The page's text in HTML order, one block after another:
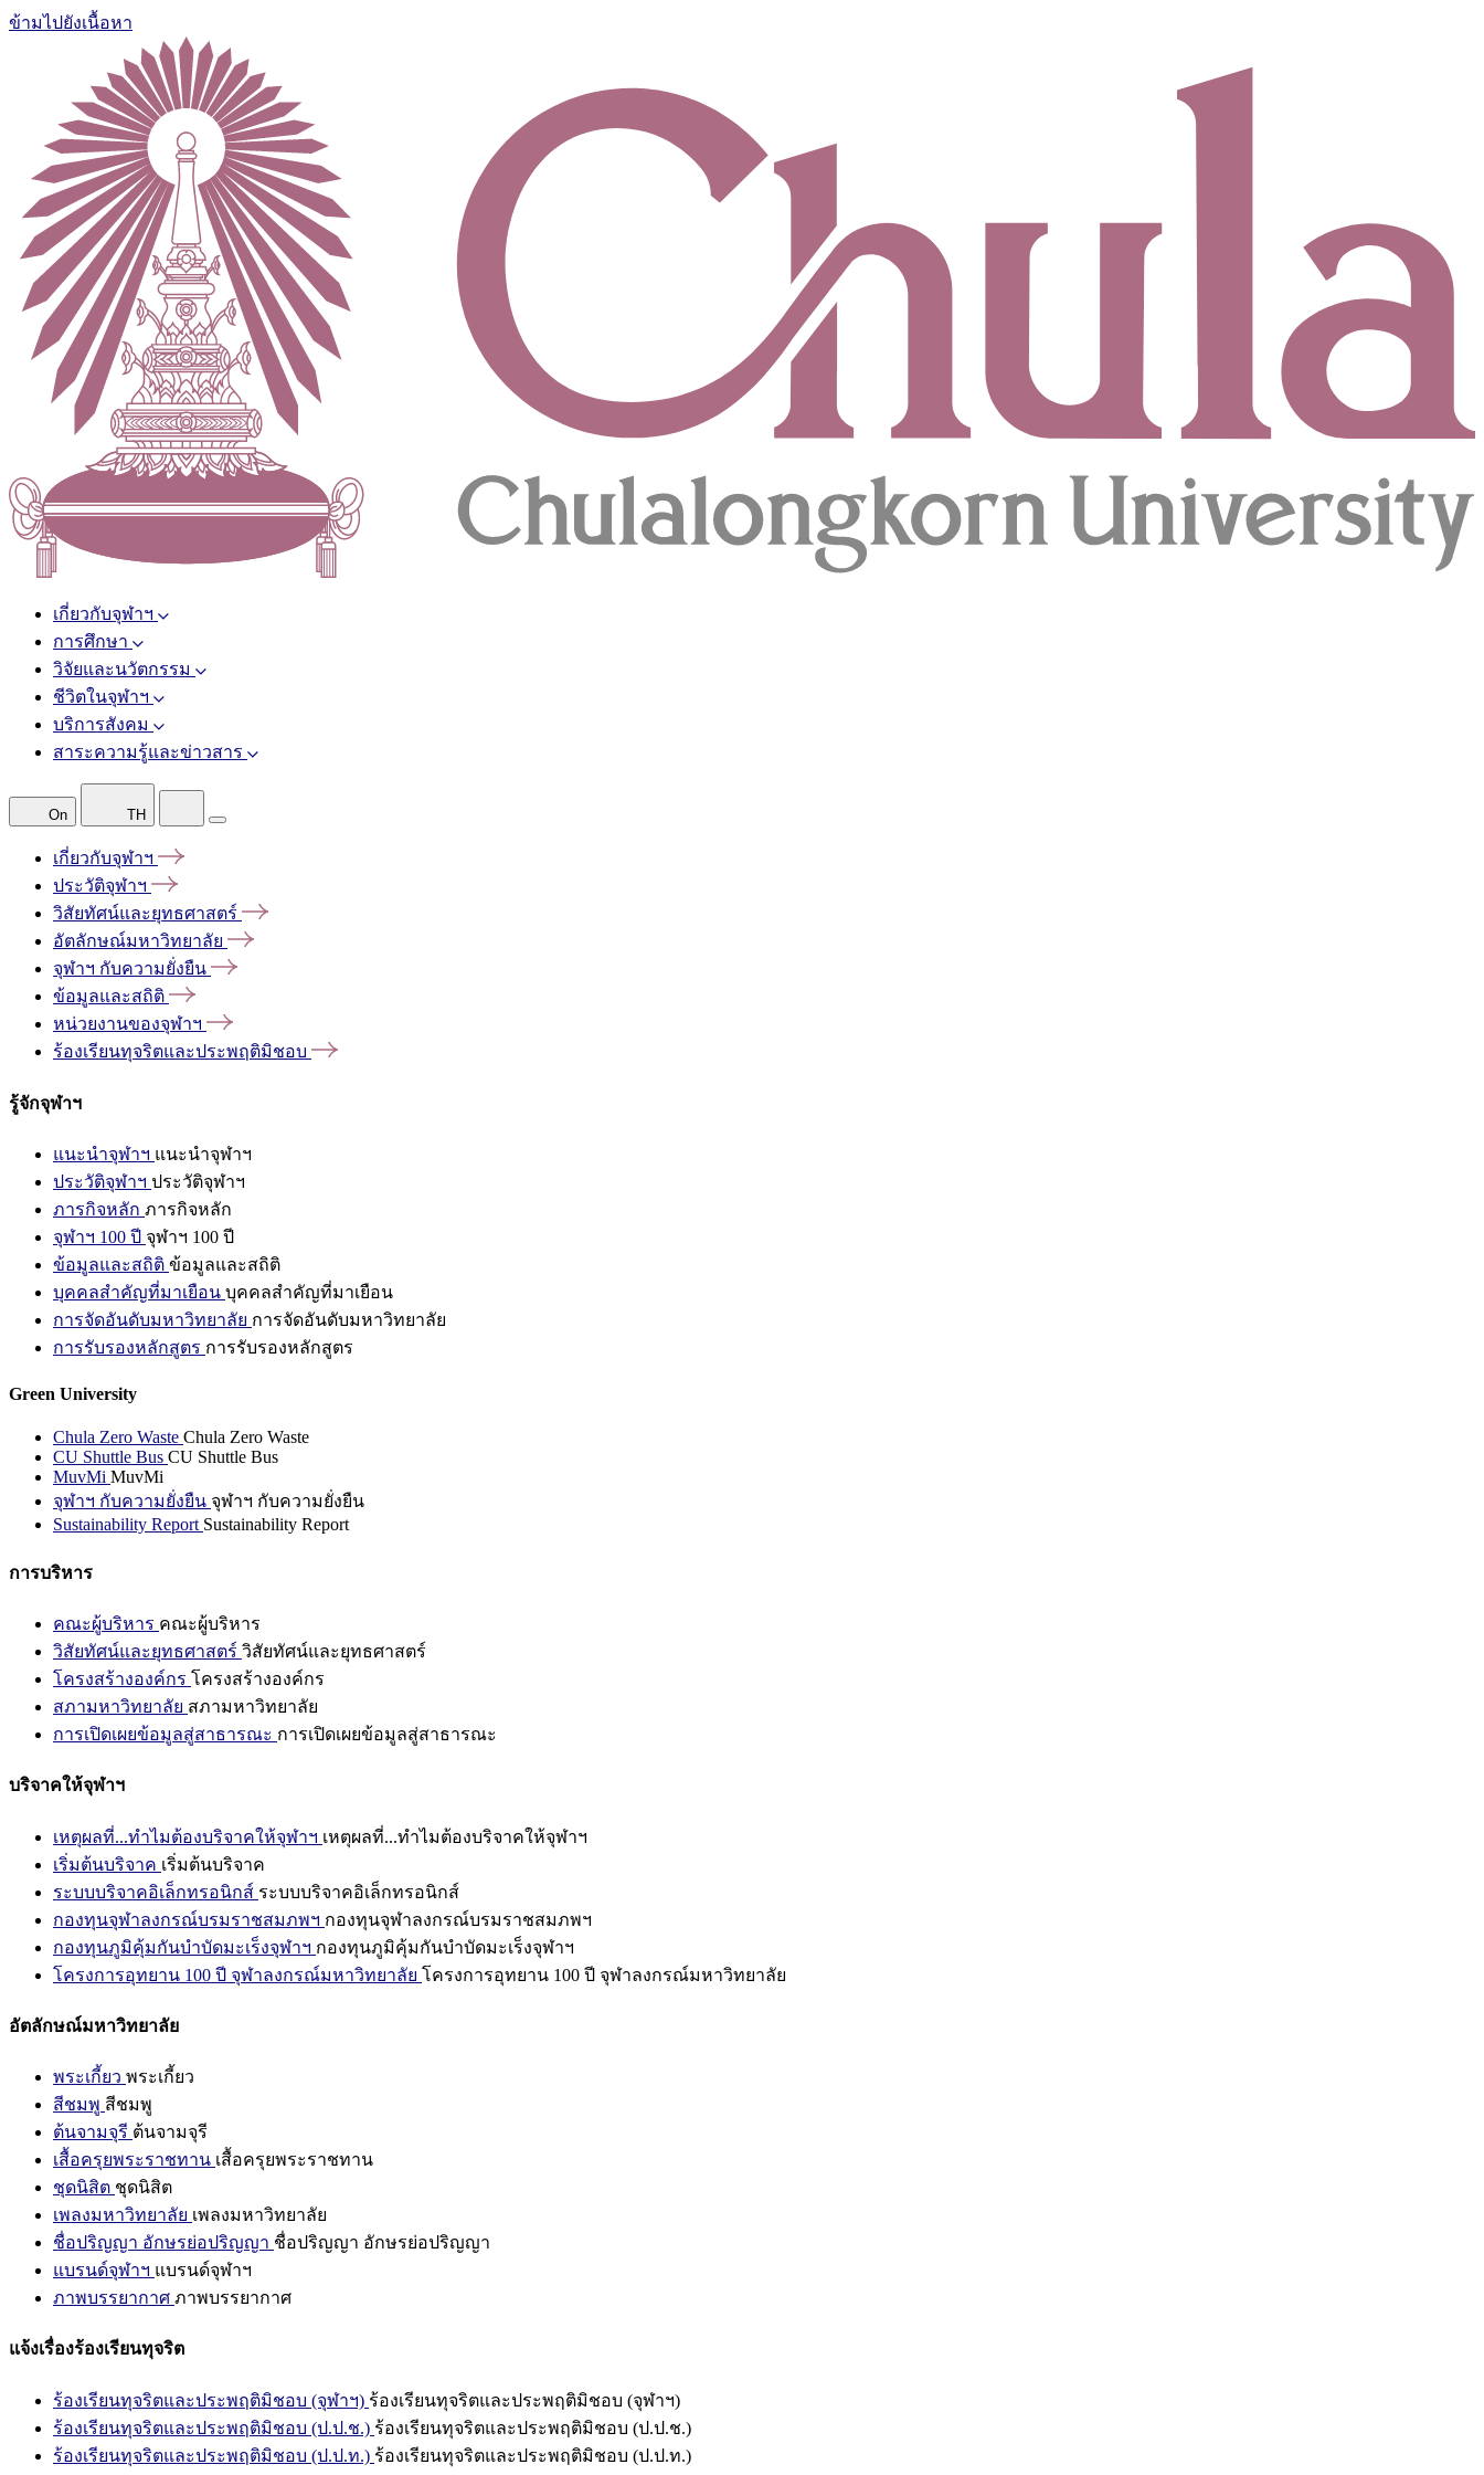
ข้ามไปยังเนื้อหา
เกี่ยวกับจุฬาฯ
การศึกษา
วิจัยและนวัตกรรม
ชีวิตในจุฬาฯ
บริการสังคม
สาระความรู้และข่าวสาร
On TH
เกี่ยวกับจุฬาฯ
ประวัติจุฬาฯ
วิสัยทัศน์และยุทธศาสตร์
อัตลักษณ์มหาวิทยาลัย
จุฬาฯ กับความยั่งยืน
ข้อมูลและสถิติ
หน่วยงานของจุฬาฯ
ร้องเรียนทุจริตและประพฤติมิชอบ
รู้จักจุฬาฯ
แนะนำจุฬาฯ แนะนำจุฬาฯ
ประวัติจุฬาฯ ประวัติจุฬาฯ
ภารกิจหลัก ภารกิจหลัก
จุฬาฯ 100 ปี จุฬาฯ 100 ปี
ข้อมูลและสถิติ ข้อมูลและสถิติ
บุคคลสำคัญที่มาเยือน บุคคลสำคัญที่มาเยือน
การจัดอันดับมหาวิทยาลัย การจัดอันดับมหาวิทยาลัย
การรับรองหลักสูตร การรับรองหลักสูตร
Green University
Chula Zero Waste Chula Zero Waste
CU Shuttle Bus CU Shuttle Bus
MuvMi MuvMi
จุฬาฯ กับความยั่งยืน จุฬาฯ กับความยั่งยืน
Sustainability Report Sustainability Report
การบริหาร
คณะผู้บริหาร คณะผู้บริหาร
วิสัยทัศน์และยุทธศาสตร์ วิสัยทัศน์และยุทธศาสตร์
โครงสร้างองค์กร โครงสร้างองค์กร
สภามหาวิทยาลัย สภามหาวิทยาลัย
การเปิดเผยข้อมูลสู่สาธารณะ การเปิดเผยข้อมูลสู่สาธารณะ
บริจาคให้จุฬาฯ
เหตุผลที่...ทำไมต้องบริจาคให้จุฬาฯ เหตุผลที่...ทำไมต้องบริจาคให้จุฬาฯ
เริ่มต้นบริจาค เริ่มต้นบริจาค
ระบบบริจาคอิเล็กทรอนิกส์ ระบบบริจาคอิเล็กทรอนิกส์
กองทุนจุฬาลงกรณ์บรมราชสมภพฯ กองทุนจุฬาลงกรณ์บรมราชสมภพฯ
กองทุนภูมิคุ้มกันบำบัดมะเร็งจุฬาฯ กองทุนภูมิคุ้มกันบำบัดมะเร็งจุฬาฯ
โครงการอุทยาน 100 ปี จุฬาลงกรณ์มหาวิทยาลัย โครงการอุทยาน 100 ปี จุฬาลงกรณ์มหาวิทยาลัย
อัตลักษณ์มหาวิทยาลัย
พระเกี้ยว พระเกี้ยว
สีชมพู สีชมพู
ต้นจามจุรี ต้นจามจุรี
เสื้อครุยพระราชทาน เสื้อครุยพระราชทาน
ชุดนิสิต ชุดนิสิต
เพลงมหาวิทยาลัย เพลงมหาวิทยาลัย
ชื่อปริญญา อักษรย่อปริญญา ชื่อปริญญา อักษรย่อปริญญา
แบรนด์จุฬาฯ แบรนด์จุฬาฯ
ภาพบรรยากาศ ภาพบรรยากาศ
แจ้งเรื่องร้องเรียนทุจริต
ร้องเรียนทุจริตและประพฤติมิชอบ (จุฬาฯ) ร้องเรียนทุจริตและประพฤติมิชอบ (จุฬาฯ)
ร้องเรียนทุจริตและประพฤติมิชอบ (ป.ป.ช.) ร้องเรียนทุจริตและประพฤติมิชอบ (ป.ป.ช.)
ร้องเรียนทุจริตและประพฤติมิชอบ (ป.ป.ท.) ร้องเรียนทุจริตและประพฤติมิชอบ (ป.ป.ท.)